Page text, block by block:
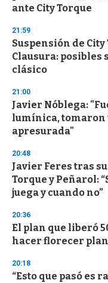
ante City Torque
21:59
Suspensión de
Clausura: posibles
clásico
21:00
Javier Nóblega:
lumínica, tomaron
apresurada"
20:48
Javier Feres tras
Torque y Peñarol:
juega y cuando no”
20:36
El plan que liberó
hacer florecer
20:18
“Esto que pasó es